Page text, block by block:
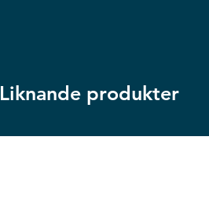
Liknande produkter